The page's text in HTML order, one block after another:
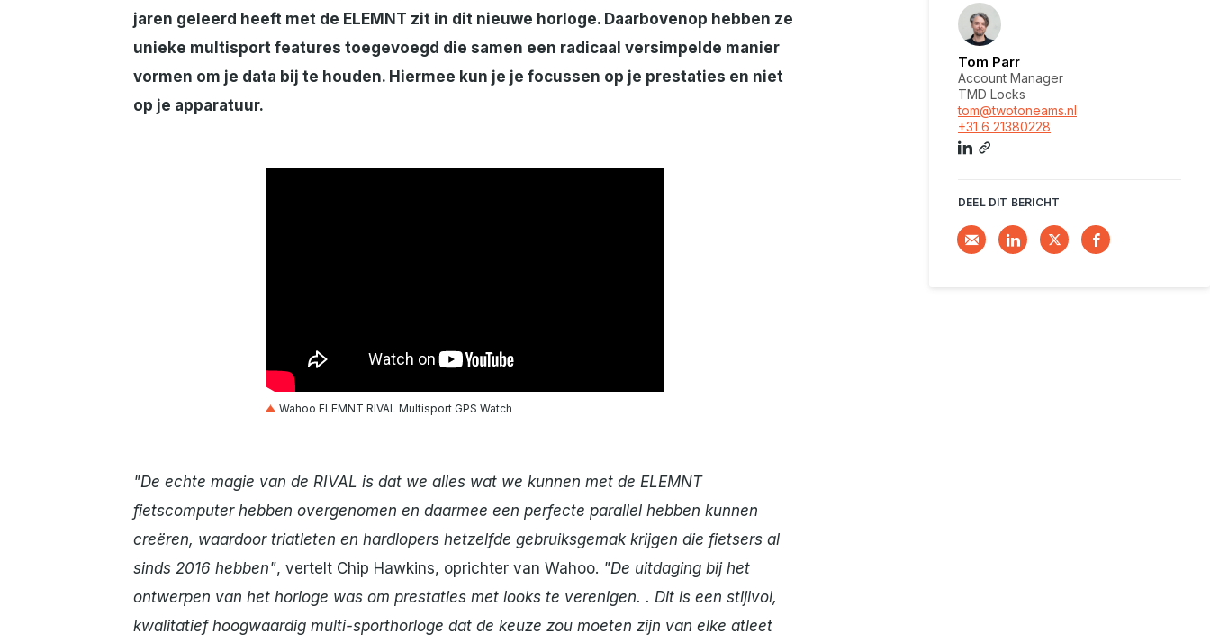
jaren geleerd heeft met de ELEMNT zit in dit nieuwe horloge. Daarbovenop hebben ze
unieke multisport features toegevoegd die samen een radicaal versimpelde manier
vormen om je data bij te houden. Hiermee kun je je focussen op je prestaties en niet
op je apparatuur.
Wahoo ELEMNT RIVAL Multisport GPS Watch
"De echte magie van de RIVAL is dat we alles wat we kunnen met de ELEMNT
fietscomputer hebben overgenomen en daarmee een perfecte parallel hebben kunnen
creëren, waardoor triatleten en hardlopers hetzelfde gebruiksgemak krijgen die fietsers al
sinds 2016 hebben", vertelt Chip Hawkins, oprichter van Wahoo. "De uitdaging bij het
ontwerpen van het horloge was om prestaties met looks te verenigen. . Dit is een stijlvol,
kwalitatief hoogwaardig multi-sporthorloge dat de keuze zou moeten zijn van elke atleet
Tom Parr
Account Manager
TMD Locks
tom@twotoneams.nl
+31 6 21380228
DEEL DIT BERICHT